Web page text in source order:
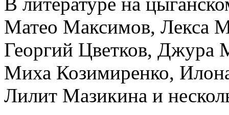
Матео Максимов, Лекса
Георгий Цветков,
Миха Козимиренко,
Лилит Мазикина и